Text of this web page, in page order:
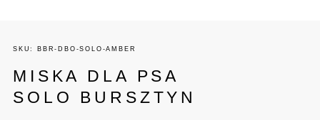
SKU: BBR-DBO-SOLO-AMBER
MISKA DLA PSA
SOLO BURSZTYN